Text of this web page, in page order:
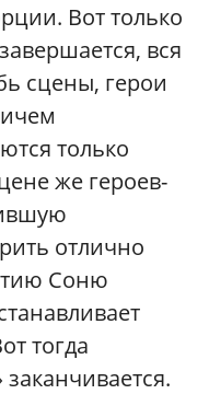
Вот только
вся
сцены, герои
только
же героев-
отлично
Соню
тогда